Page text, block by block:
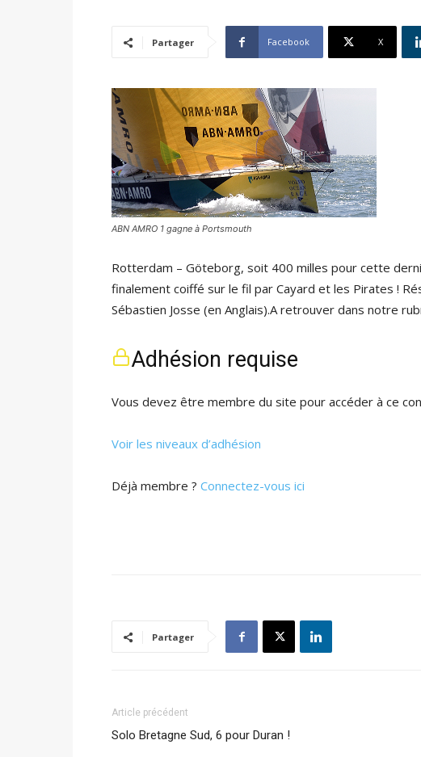
Partager Facebook X
ABN AMRO 1 gagne à Portsmouth
Rotterdam – Göteborg, soit 400 milles pour cette
finalement coiffé sur le fil par Cayard et les Pirates !
Sébastien Josse (en Anglais).A retrouver dans notre
Adhésion requise
Vous devez être membre du site pour accéder à ce
Voir les niveaux d’adhésion
Déjà membre ? Connectez-vous ici
Partager
Article précédent
Solo Bretagne Sud, 6 pour Duran !